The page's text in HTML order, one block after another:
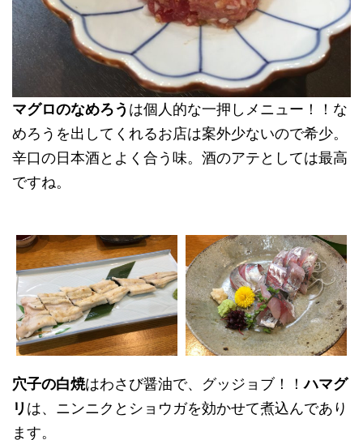
マグロのなめろう は個人的な一押しメニュー！！な
めろうを出してくれるお店は案外少ないので希少。
辛口の日本酒とよく合う味。酒のアテとしては最高
ですね。
穴子の白焼はわさび醤油で、グッジョブ！！ハマグ
リ は、ニンニクとショウガを効かせて煮込んであり
ます。